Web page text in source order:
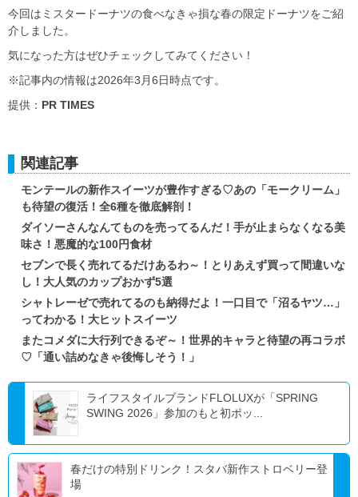
今回はミスタードーナツの食べなきゃ損な春の限定ドーナツをご紹
介しました。
気になった方はぜひチェックしてみてください！
※記事内の情報は2026年3月6日時点です。
提供： PR TIMES
関連記事
モンテールの新作スイーツが豊作すぎる♡あの「モークリーム」
も待望の復活！全6種を徹底解剖！
ダイソーさんなんてものを売ってるんだ！手が止まらなくなる美
味さ！悪魔的な100円食材
セブンで長く売れてるだけあるわ～！とりあえず買って間違いな
し！大人気のカップおかず5選
シャトレーゼで売れてるのも納得だよ！一口目で「沼るヤツ…」
ってわかる！大ヒットスイーツ
またコメダに大行列できるぞ～！世界的キャラと待望の再コラボ
♡「通い詰めなきゃ後悔しそう！」
ライフスタイルブランドFLOLUXが「SPRING
SWING 2026」参加のもと初ポッ...
春だけの特別ドリンク！スタバ新作ストロベリー登
場